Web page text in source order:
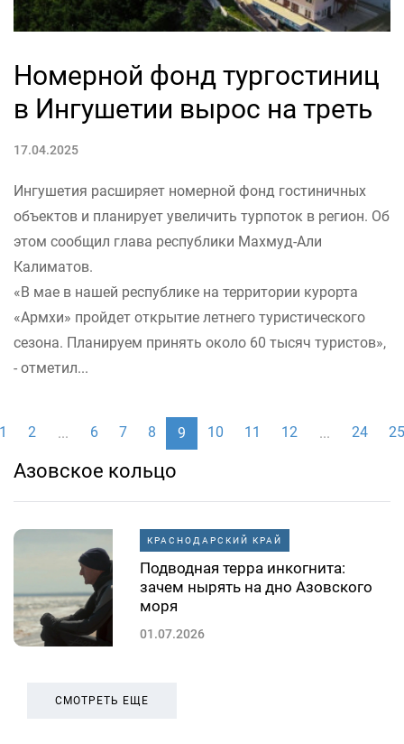
Номерной фонд тургостиниц
в Ингушетии вырос на треть
17.04.2025
Ингушетия расширяет номерной фонд гостиничных
объектов и планирует увеличить турпоток в регион. Об
этом сообщил глава республики Махмуд-Али
Калиматов.
«В мае в нашей республике на территории курорта
«Армхи» пройдет открытие летнего туристического
сезона. Планируем принять около 60 тысяч туристов»,
- отметил...
1 2 ... 6 7 8 9 10 11 12 ... 24 25
Азовское кольцо
КРАСНОДАРСКИЙ КРАЙ
Подводная терра инкогнита:
зачем нырять на дно Азовского
моря
01.07.2026
СМОТРЕТЬ ЕЩЕ